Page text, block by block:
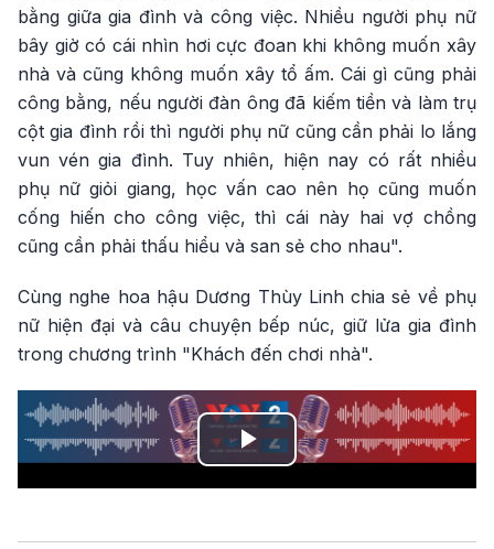
bằng giữa gia đình và công việc. Nhiều người phụ nữ
bây giờ có cái nhìn hơi cực đoan khi không muốn xây
nhà và cũng không muốn xây tổ ấm. Cái gì cũng phải
công bằng, nếu người đàn ông đã kiếm tiền và làm trụ
cột gia đình rồi thì người phụ nữ cũng cần phải lo lắng
vun vén gia đình. Tuy nhiên, hiện nay có rất nhiều
phụ nữ giỏi giang, học vấn cao nên họ cũng muốn
cống hiến cho công việc, thì cái này hai vợ chồng
cũng cần phải thấu hiểu và san sẻ cho nhau".
Cùng nghe hoa hậu Dương Thùy Linh chia sẻ về phụ
nữ hiện đại và câu chuyện bếp núc, giữ lửa gia đình
trong chương trình "Khách đến chơi nhà".
Play